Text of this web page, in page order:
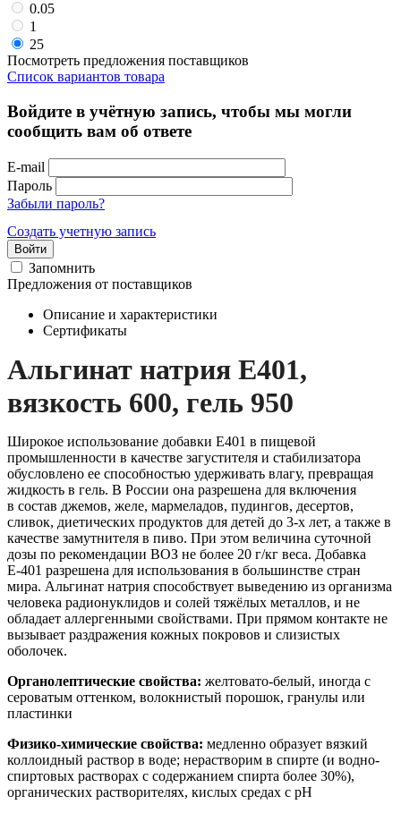
0.05
1
25
Посмотреть предложения поставщиков
Список вариантов товара
Войдите в учётную запись, чтобы мы могли
сообщить вам об ответе
E-mail
Пароль
Забыли пароль?
Создать учетную запись
Войти
Запомнить
Предложения от поставщиков
Описание и характеристики
Сертификаты
Альгинат натрия Е401,
вязкость 600, гель 950
Широкое использование добавки Е401 в пищевой
промышленности в качестве загустителя и стабилизатора
обусловлено ее способностью удерживать влагу, превращая
жидкость в гель. В России она разрешена для включения
в состав джемов, желе, мармеладов, пудингов, десертов,
сливок, диетических продуктов для детей до 3-х лет, а также в
качестве замутнителя в пиво. При этом величина суточной
дозы по рекомендации ВОЗ не более 20 г/кг веса. Добавка
Е-401 разрешена для использования в большинстве стран
мира. Альгинат натрия способствует выведению из организма
человека радионуклидов и солей тяжёлых металлов, и не
обладает аллергенными свойствами. При прямом контакте не
вызывает раздражения кожных покровов и слизистых
оболочек.
Органолептические свойства: желтовато-белый, иногда с
сероватым оттенком, волокнистый порошок, гранулы или
пластинки
Физико-химические свойства: медленно образует вязкий
коллоидный раствор в воде; нерастворим в спирте (и водно-
спиртовых растворах с содержанием спирта более 30%),
органических растворителях, кислых средах с рН